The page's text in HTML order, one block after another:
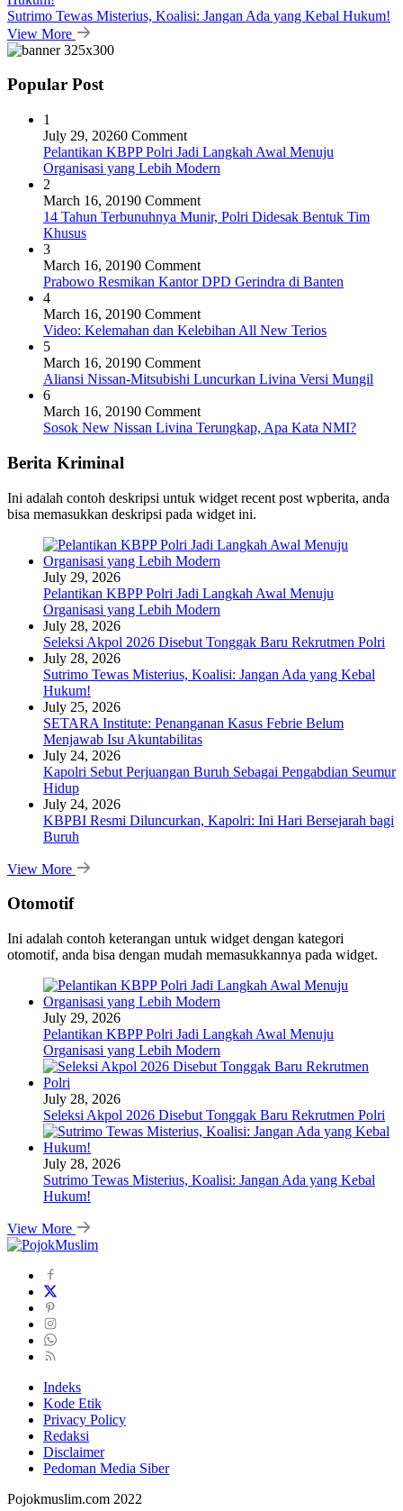
Sutrimo Tewas Misterius, Koalisi: Jangan Ada yang Kebal Hukum!
View More
Popular Post
1
July 29, 20260 Comment
Pelantikan KBPP Polri Jadi Langkah Awal Menuju
Organisasi yang Lebih Modern
2
March 16, 20190 Comment
14 Tahun Terbunuhnya Munir, Polri Didesak Bentuk Tim
Khusus
3
March 16, 20190 Comment
Prabowo Resmikan Kantor DPD Gerindra di Banten
4
March 16, 20190 Comment
Video: Kelemahan dan Kelebihan All New Terios
5
March 16, 20190 Comment
Aliansi Nissan-Mitsubishi Luncurkan Livina Versi Mungil
6
March 16, 20190 Comment
Sosok New Nissan Livina Terungkap, Apa Kata NMI?
Berita Kriminal
Ini adalah contoh deskripsi untuk widget recent post wpberita, anda
bisa memasukkan deskripsi pada widget ini.
July 29, 2026
Pelantikan KBPP Polri Jadi Langkah Awal Menuju
Organisasi yang Lebih Modern
July 28, 2026
Seleksi Akpol 2026 Disebut Tonggak Baru Rekrutmen Polri
July 28, 2026
Sutrimo Tewas Misterius, Koalisi: Jangan Ada yang Kebal
Hukum!
July 25, 2026
SETARA Institute: Penanganan Kasus Febrie Belum
Menjawab Isu Akuntabilitas
July 24, 2026
Kapolri Sebut Perjuangan Buruh Sebagai Pengabdian Seumur
Hidup
July 24, 2026
KBPBI Resmi Diluncurkan, Kapolri: Ini Hari Bersejarah bagi
Buruh
View More
Otomotif
Ini adalah contoh keterangan untuk widget dengan kategori
otomotif, anda bisa dengan mudah memasukkannya pada widget.
July 29, 2026
Pelantikan KBPP Polri Jadi Langkah Awal Menuju
Organisasi yang Lebih Modern
July 28, 2026
Seleksi Akpol 2026 Disebut Tonggak Baru Rekrutmen Polri
July 28, 2026
Sutrimo Tewas Misterius, Koalisi: Jangan Ada yang Kebal
Hukum!
View More
Indeks
Kode Etik
Privacy Policy
Redaksi
Disclaimer
Pedoman Media Siber
Pojokmuslim.com 2022